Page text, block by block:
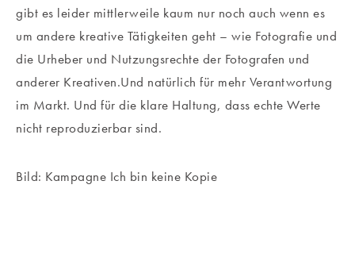
gibt es leider mittlerweile kaum nur noch auch wenn es
um andere kreative Tätigkeiten geht – wie Fotografie und
die Urheber und Nutzungsrechte der Fotografen und
anderer Kreativen.Und natürlich für mehr Verantwortung
im Markt. Und für die klare Haltung, dass echte Werte
nicht reproduzierbar sind.
Bild: Kampagne Ich bin keine Kopie